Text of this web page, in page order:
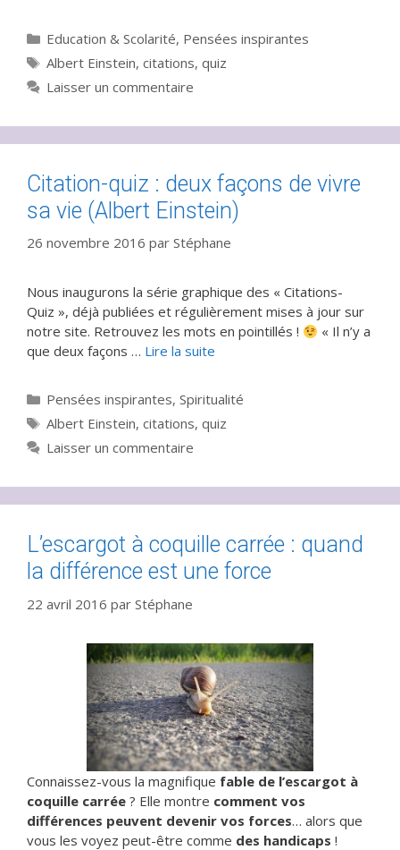
Catégories
Education & Scolarité, Pensées inspirantes
Étiquettes
Albert Einstein, citations, quiz
Laisser un commentaire
Citation-quiz : deux façons de vivre
sa vie (Albert Einstein)
26 novembre 2016 par Stéphane
Nous inaugurons la série graphique des « Citations-
Quiz », déjà publiées et régulièrement mises à jour sur
notre site. Retrouvez les mots en pointillés !
« Il n’y a
que deux façons … Lire la suite
Catégories
Pensées inspirantes, Spiritualité
Étiquettes
Albert Einstein, citations, quiz
Laisser un commentaire
L’escargot à coquille carrée : quand
la différence est une force
22 avril 2016 par Stéphane
Connaissez-vous la magnifique fable de l’escargot à
coquille carrée ? Elle montre comment vos
différences peuvent devenir vos forces… alors que
vous les voyez peut-être comme des handicaps !